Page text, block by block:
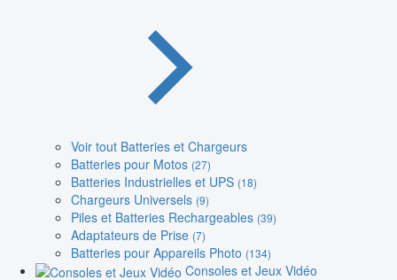
Voir tout Batteries et Chargeurs
Batteries pour Motos (27)
Batteries Industrielles et UPS (18)
Chargeurs Universels (9)
Piles et Batteries Rechargeables (39)
Adaptateurs de Prise (7)
Batteries pour Appareils Photo (134)
Consoles et Jeux Vidéo